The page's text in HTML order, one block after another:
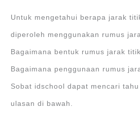
Untuk mengetahui berapa jarak
diperoleh menggunakan rumus
Bagaimana bentuk rumus jarak
Bagaimana penggunaan rumus
Sobat idschool dapat mencari
ulasan di bawah.